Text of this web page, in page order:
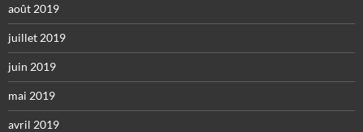
août 2019
juillet 2019
juin 2019
mai 2019
avril 2019